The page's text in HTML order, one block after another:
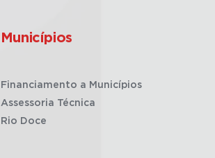
Municípios
Financiamento a Municípios
Assessoria Técnica
Rio Doce